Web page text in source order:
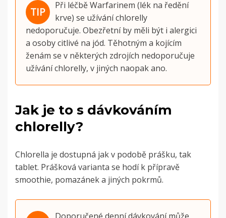
Při léčbě Warfarinem (lék na ředění
krve) se užívání chlorelly
nedoporučuje. Obezřetní by měli být i alergici
a osoby citlivé na jód. Těhotným a kojícím
ženám se v některých zdrojích nedoporučuje
užívání chlorelly, v jiných naopak ano.
Jak je to s dávkováním
chlorelly?
Chlorella je dostupná jak v podobě prášku, tak
tablet. Prášková varianta se hodí k přípravě
smoothie, pomazánek a jiných pokrmů.